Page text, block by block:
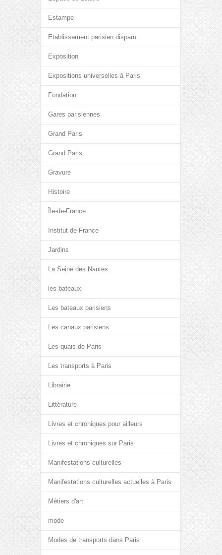
Estampe
Etablissement parisien disparu
Exposition
Expositions universelles à Paris
Fondation
Gares parisiennes
Grand Paris
Grand Paris
Gravure
Histoire
Île-de-France
Institut de France
Jardins
La Seine des Nautes
les bateaux
Les bateaux parisiens
Les canaux parisiens
Les quais de Paris
Les transports à Paris
Librairie
Littérature
Livres et chroniques pour ailleurs
Livres et chroniques sur Paris
Manifestations culturelles
Manifestations culturelles actuelles à Paris
Métiers d'art
mode
Modes de transports dans Paris